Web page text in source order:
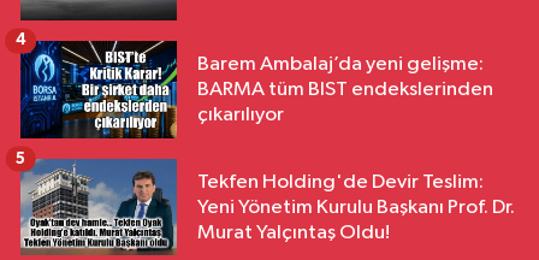
Barem Ambalaj’da yeni gelişme:
BARMA tüm BIST endekslerinden
çıkarılıyor
4
Tekfen Holding'de Devir Teslim:
Yeni Yönetim Kurulu Başkanı Prof. Dr.
Murat Yalçıntaş Oldu!
5